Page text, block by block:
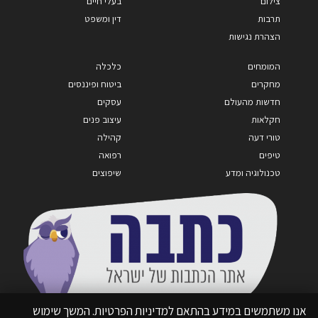
תרבות
הצהרת נגישות
דין ומשפט
המומחים
מחקרים
חדשות מהעולם
חקלאות
טורי דעה
טיפים
טכנולוגיה ומדע
כלכלה
ביטוח ופיננסים
עסקים
עיצוב פנים
קהילה
רפואה
שיפוצים
אנו משתמשים במידע בהתאם למדיניות הפרטיות. המשך שימוש